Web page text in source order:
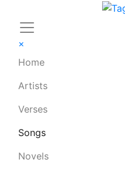
×
Home
Artists
Verses
Songs
Novels